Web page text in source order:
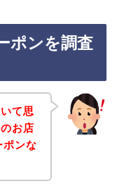
ポンを調査
て思
お店
ポンな